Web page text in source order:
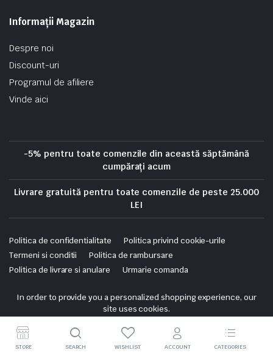
Informații Magazin
Despre noi
Discount-uri
Programul de afiliere
Vinde aici
-5% pentru toate comenzile din această săptămână
cumpărați acum
Livrare gratuită pentru toate comenzile de peste 25.000
LEI
Politica de confidentialitate
Politica privind cookie-urile
Termeni si conditii
Politica de rambursare
Politica de livrare si anulare
Urmarie comanda
Copyright 2025 © Skrekis. All right reserved. Powered by iTistul.ro.
In order to provide you a personalized shopping experience, our
site uses cookies.
cookie policy.
Accept Cookies
STORE SEARCH WISHLIST ACCOUNT CATEGORIES